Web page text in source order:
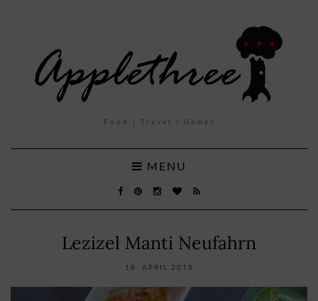
Food | Travel | Games
MENU
Lezizel Manti Neufahrn
18. APRIL 2018